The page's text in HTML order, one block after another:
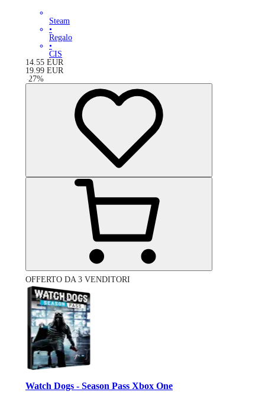
Steam
•
Regalo
•
CIS
14.55 EUR
19.99 EUR
-27%
OFFERTO DA 3 VENDITORI
Watch Dogs - Season Pass Xbox One